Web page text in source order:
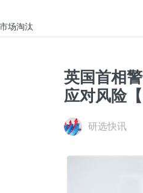
场淘汰
英国首相
应对风险
研选快讯